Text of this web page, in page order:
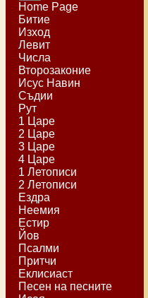
Home Page
Битие
Изход
Левит
Числа
Второзаконие
Исус Навин
Съдии
Рут
1 Царе
2 Царе
3 Царе
4 Царе
1 Летописи
2 Летописи
Ездра
Неемия
Естир
Йов
Псалми
Притчи
Еклисиаст
Песен на песните